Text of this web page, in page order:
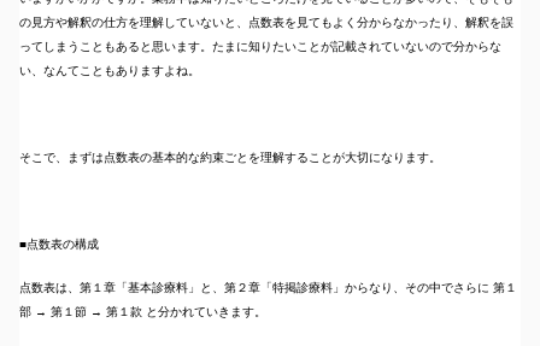
の見方や解釈の仕方を理解していないと、点数表を見てもよく分からなかったり、解釈を誤
ってしまうこともあると思います。たまに知りたいことが記載されていないので分からな
い、なんてこともありますよね。
そこで、まずは点数表の基本的な約束ごとを理解することが大切になります。
■点数表の構成
点数表は、第１章「基本診療料」と、第２章「特掲診療料」からなり、その中でさらに 第１
部 → 第１節 → 第１款 と分かれていきます。